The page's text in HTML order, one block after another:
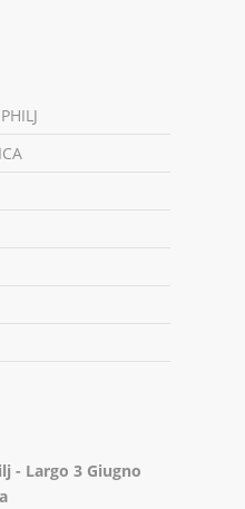
- Largo 3 Giugno